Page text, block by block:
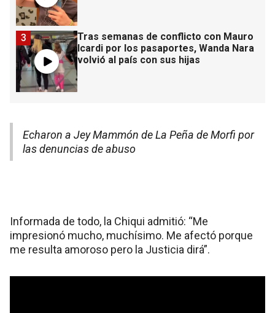
Tras semanas de conflicto con Mauro
Icardi por los pasaportes, Wanda Nara
volvió al país con sus hijas
3
Echaron a Jey Mammón de La Peña de Morfi por
las denuncias de abuso
Informada de todo, la Chiqui admitió: “Me
impresionó mucho, muchísimo. Me afectó porque
me resulta amoroso pero la Justicia dirá”.